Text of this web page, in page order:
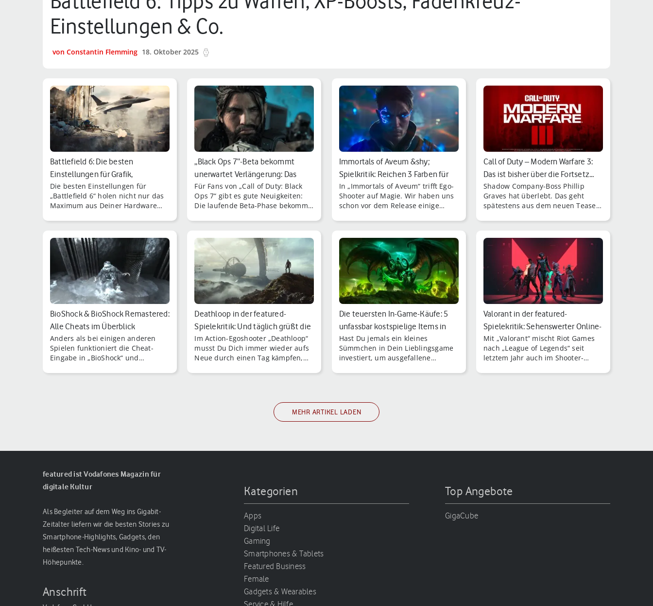
Einstellungen & Co.
von Constantin Flemming 18. Oktober 2025
Battlefield 6: Die besten
Einstellungen für Grafik,
Steuerung, Pe…
Die besten Einstellungen für
„Battlefield 6“ holen nicht nur das
Maximum aus Deiner Hardware
„Black Ops 7“-Beta bekommt
unerwartet Verlängerung: Das
musst Du …
Für Fans von „Call of Duty: Black
Ops 7“ gibt es gute Neuigkeiten:
Die laufende Beta-Phase bekommt
Immortals of Aveum &shy;
Spielkritik: Reichen 3 Farben für
einen …
In „Immortals of Aveum“ trifft Ego-
Shooter auf Magie. Wir haben uns
schon vor dem Release einige
Call of Duty – Modern Warfare 3:
Das ist bisher über die Fortsetz…
Shadow Company-Boss Phillip
Graves hat überlebt. Das geht
spätestens aus dem neuen Teaser
BioShock & BioShock Remastered:
Alle Cheats im Überblick
Anders als bei einigen anderen
Spielen funktioniert die Cheat-
Eingabe in „BioShock“ und
Deathloop in der featured-
Spielekritik: Und täglich grüßt die
Zei…
Im Action-Egoshooter „Deathloop“
musst Du Dich immer wieder aufs
Neue durch einen Tag kämpfen,
Die teuersten In-Game-Käufe: 5
unfassbar kostspielige Items in
Vi…
Hast Du jemals ein kleines
Sümmchen in Dein Lieblingsgame
investiert, um ausgefallene
Valorant in der featured-
Spielekritik: Sehenswerter Online-
Shoote…
Mit „Valorant“ mischt Riot Games
nach „League of Legends“ seit
letztem Jahr auch im Shooter-
MEHR ARTIKEL LADEN
featured ist Vodafones Magazin für
digitale Kultur
Als Begleiter auf dem Weg ins Gigabit-
Zeitalter liefern wir die besten Stories zu
Smartphone-Highlights, Gadgets, den
heißesten Tech-News und Kino- und TV-
Höhepunkte.
Anschrift
Kategorien
Apps
Digital Life
Gaming
Smartphones & Tablets
Featured Business
Female
Gadgets & Wearables
Top Angebote
GigaCube